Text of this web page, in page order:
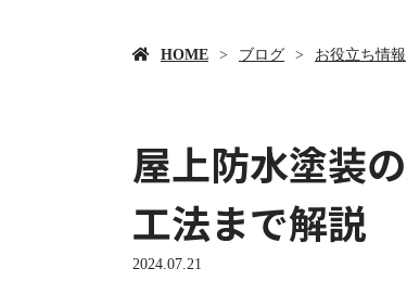
HOME ブログ お役立ち情報
屋上防水塗装
工法まで解説
2024.07.21